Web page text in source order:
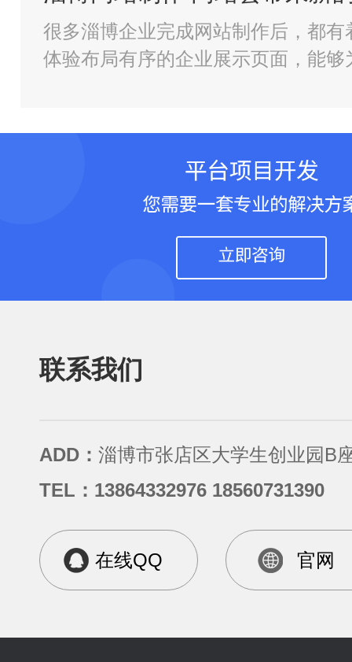
很多淄博企业完成网站制作后，都有
体验布局有序的企业展示页面，能够
联系我们
ADD： 淄博市张店区大学生创业园B
TEL：13864332976 18560731390
在线QQ 官网